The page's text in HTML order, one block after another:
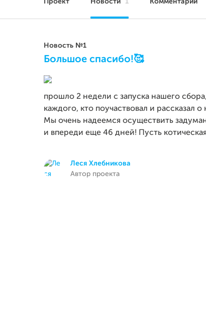
Проект Новости 1 Комментарии
Новость №1
Большое спасибо!🥰
прошло 2 недели с запуска нашего
каждого, кто поучаствовал и рассказал о
Мы очень надеемся осуществить
и впереди еще 46 дней! Пусть
Леся Хлебникова
Автор проекта